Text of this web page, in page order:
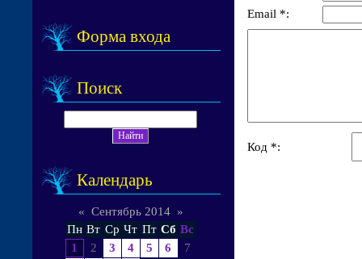
Форма входа
Поиск
Календарь
« Сентябрь 2014 »
Пн Вт Ср Чт Пт Сб Вс
1
2 3 4 5 6
7
Email *:
Код *: